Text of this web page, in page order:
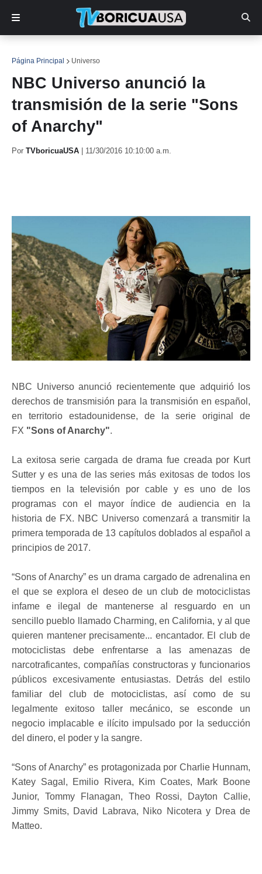
Página Principal Universo
NBC Universo anunció la
transmisión de la serie "Sons
of Anarchy"
Por TVboricuaUSA 11/30/2016 10:10:00 a.m.
NBC Universo anunció recientemente que adquirió los
derechos de transmisión para la transmisión en español,
en territorio estadounidense, de la serie original de
FX "Sons of Anarchy".
La exitosa serie cargada de drama fue creada por Kurt
Sutter y es una de las series más exitosas de todos los
tiempos en la televisión por cable y es uno de los
programas con el mayor índice de audiencia en la
historia de FX. NBC Universo comenzará a transmitir la
primera temporada de 13 capítulos doblados al español a
principios de 2017.
“Sons of Anarchy” es un drama cargado de adrenalina en
el que se explora el deseo de un club de motociclistas
infame e ilegal de mantenerse al resguardo en un
sencillo pueblo llamado Charming, en California, y al que
quieren mantener precisamente... encantador. El club de
motociclistas debe enfrentarse a las amenazas de
narcotraficantes, compañías constructoras y funcionarios
públicos excesivamente entusiastas. Detrás del estilo
familiar del club de motociclistas, así como de su
legalmente exitoso taller mecánico, se esconde un
negocio implacable e ilícito impulsado por la seducción
del dinero, el poder y la sangre.
“Sons of Anarchy” es protagonizada por Charlie Hunnam,
Katey Sagal, Emilio Rivera, Kim Coates, Mark Boone
Junior, Tommy Flanagan, Theo Rossi, Dayton Callie,
Jimmy Smits, David Labrava, Niko Nicotera y Drea de
Matteo.